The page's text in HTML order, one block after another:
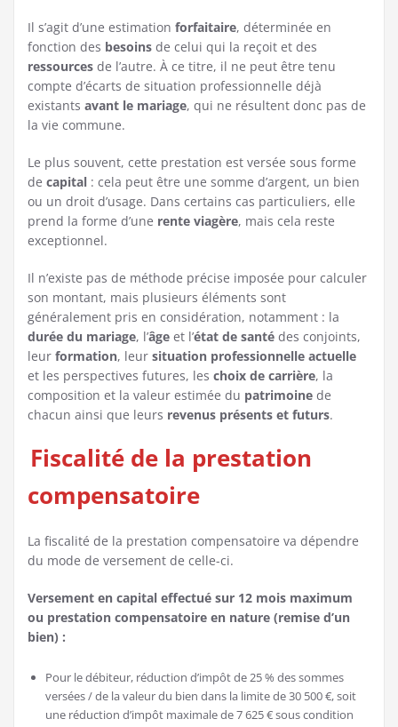
Il s’agit d’une estimation forfaitaire, déterminée en
fonction des besoins de celui qui la reçoit et des
ressources de l’autre. À ce titre, il ne peut être tenu
compte d’écarts de situation professionnelle déjà
existants avant le mariage, qui ne résultent donc pas de
la vie commune.
Le plus souvent, cette prestation est versée sous forme
de capital : cela peut être une somme d’argent, un bien
ou un droit d’usage. Dans certains cas particuliers, elle
prend la forme d’une rente viagère, mais cela reste
exceptionnel.
Il n’existe pas de méthode précise imposée pour calculer
son montant, mais plusieurs éléments sont
généralement pris en considération, notamment : la
durée du mariage, l’âge et l’état de santé des conjoints,
leur formation, leur situation professionnelle actuelle
et les perspectives futures, les choix de carrière, la
composition et la valeur estimée du patrimoine de
chacun ainsi que leurs revenus présents et futurs.
Fiscalité de la prestation
compensatoire
La fiscalité de la prestation compensatoire va dépendre
du mode de versement de celle-ci.
Versement en capital effectué sur 12 mois maximum
ou prestation compensatoire en nature (remise d’un
bien) :
Pour le débiteur, réduction d’impôt de 25 % des sommes
versées / de la valeur du bien dans la limite de 30 500 €, soit
une réduction d’impôt maximale de 7 625 € sous condition